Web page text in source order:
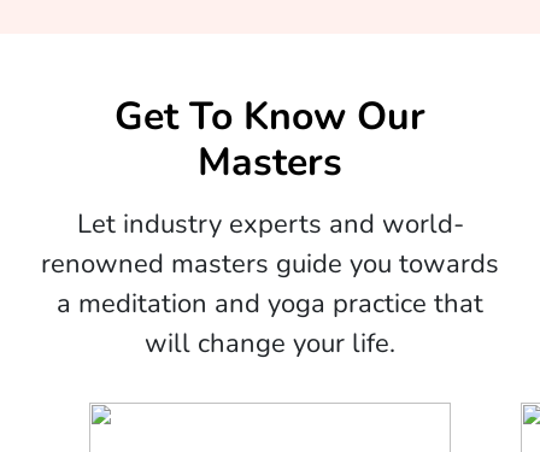
Get To Know Our
Masters
Let industry experts and world-
renowned masters guide you towards
a meditation and yoga practice that
will change your life.